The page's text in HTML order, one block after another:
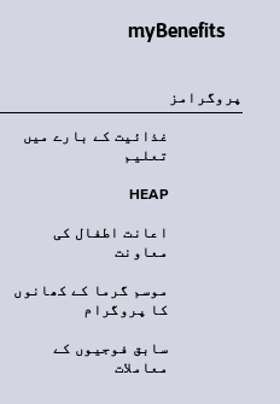
myBenefits
پروگرامز
غذائیت کے بارے میں
تعلیم
HEAP
اعانت اطفال کی
معاونت
موسم گرما کے کھانوں
کا پروگرام
سابق فوجیوں کے
معاملات